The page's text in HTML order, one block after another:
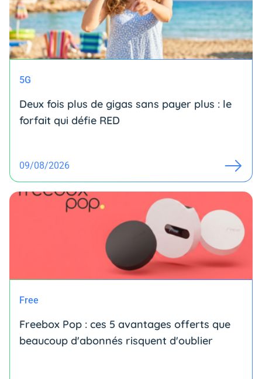
5G
Deux fois plus de gigas sans payer plus : le
forfait qui défie RED
09/08/2026
Free
Freebox Pop : ces 5 avantages offerts que
beaucoup d'abonnés risquent d'oublier